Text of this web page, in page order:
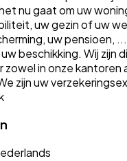
nu gaat om uw
uw gezin of uw
uw pensioen,
beschikking. Wij zijn
in onze kantoren
zijn uw